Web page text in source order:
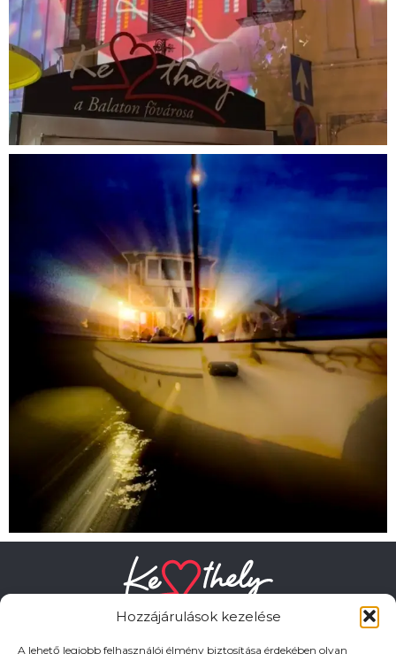
Hozzájárulások kezelése
A lehető legjobb felhasználói élmény biztosítása érdekében olyan